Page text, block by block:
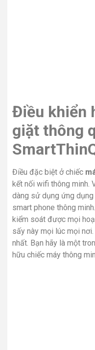
Điều khiển
giặt thông
Điều đặc biệt ở chiếc
kết nối wifi thông minh.
dàng sử dụng ứng
smart phone thông
kiểm soát được mọi
sấy này mọi lúc mọi
nhất. Bạn hãy là một
hữu chiếc máy thông